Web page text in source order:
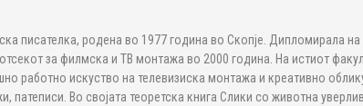
писателка, родена во 1977 година во Скопје. Дипломирала на
за филмска и ТВ монтажа во 2000 година. На истиот
работно искуство на телевизиска монтажа и креативно
патеписи. Во својата теоретска книга Слики со животна